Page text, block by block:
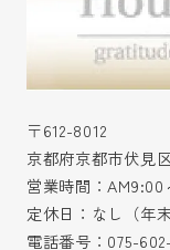
〒612-8012
京都府京都市伏見
営業時間：AM9:00
定休日：なし（年
電話番号： 075-